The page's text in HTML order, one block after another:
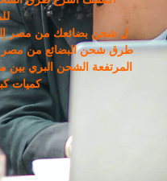
ل شحن بضائعك من مصر
طرق شحن البضائع من مصر
المرتفعة الشحن البري بين
كميات